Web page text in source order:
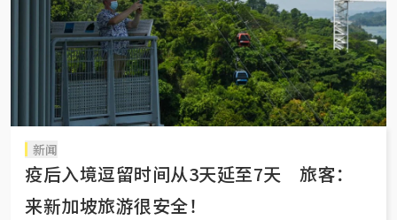
新闻
疫后入境逗留时间从3天延至7天 旅客：
来新加坡旅游很安全！